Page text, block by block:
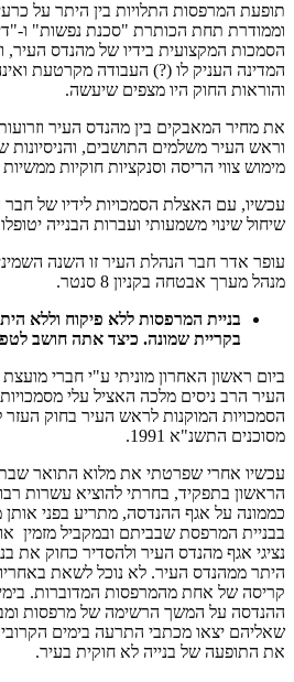
תופעת המרפסות התלויות בין היתר על
וממודרת תחת הכותרת "סכנת נפשות" ו-
הסמכות המקצועית בידיו של מהנדס
המדינה העניק לו (?) העבודה מקרטעת
והוראות החוק היו מצפים שיעשה.
את מחיר המאבקים בין מהנדס העיר
וראש העיר משלמים התושבים, והניסיונות
מימוש צווי הריסה וסנקציות חוקיות ממשיות
עכשיו, עם האצלת הסמכויות לידיו של
שיחול שינוי משמעותי ועברות הבנייה יטופלו
עופר אדר חבר הנהלת העיר זו השנה
מנהל מערך אבטחה בקניון 8 סנטר.
בניית המרפסות ללא פיקוח וללא
בקריית שמונה. כיצד אתה חושב
ביום ראשון האחרון מוניתי ע"י חברי
העיר הרב ניסים מלכה האציל עלי
הסמכויות המוקנות לראש העיר בחוק העזר
מסוכנים התשנ"א 1991.
עכשיו אחרי שפרטתי את מלוא התואר
הראשון בתפקיד, בחרתי להוציא עשרות
כממונה על אגף ההנדסה, מתריע בפני
בבניית המרפסת שבביתם ובמקביל מזמין
נציגי אגף מהנדס העיר ולהסדיר כחוק את
היתר ממהנדס העיר. לא נוכל לשאת
קריסה של אחת מהמרפסות המדוברות.
ההנדסה על המשך הרשימה של מרפסות
שאליהם יצאו מכתבי התרעה בימים
את התופעה של בנייה לא חוקית בעיר.